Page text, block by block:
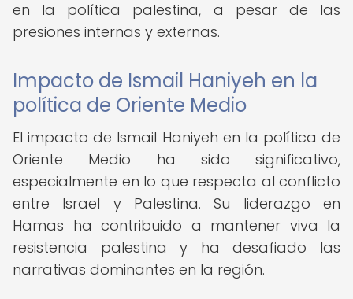
en la política palestina, a pesar de las
presiones internas y externas.
Impacto de Ismail Haniyeh en la
política de Oriente Medio
El impacto de Ismail Haniyeh en la política de
Oriente Medio ha sido significativo,
especialmente en lo que respecta al conflicto
entre Israel y Palestina. Su liderazgo en
Hamas ha contribuido a mantener viva la
resistencia palestina y ha desafiado las
narrativas dominantes en la región.